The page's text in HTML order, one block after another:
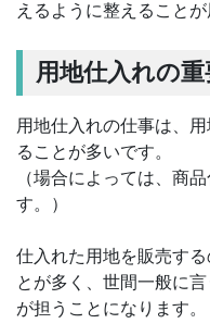
えるように整えること
用地仕入れの重
用地仕入れの仕事は、
ることが多いです。
（場合によっては、商
す。）
仕入れた用地を販売す
とが多く、世間一般に
が担うことになります。